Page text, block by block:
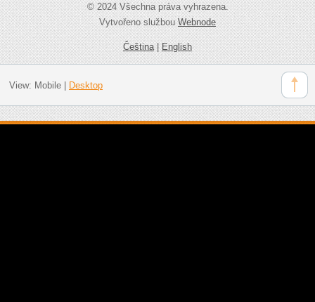
© 2024 Všechna práva vyhrazena.
Vytvořeno službouWebnode
Čeština|English
View: Mobile| Desktop